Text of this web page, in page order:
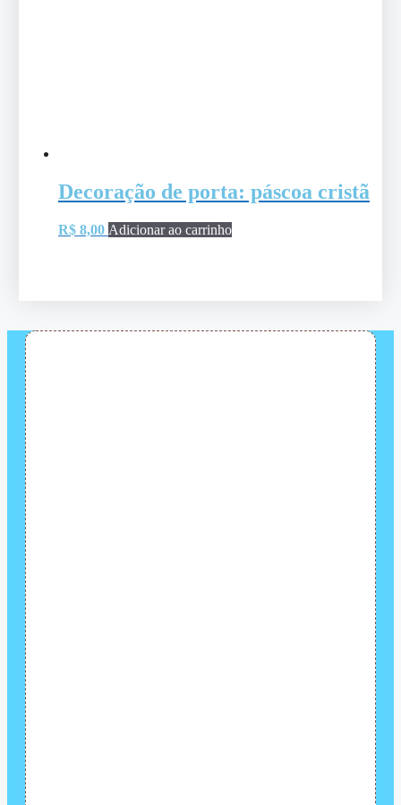
Decoração de porta: páscoa cristã
R$8,00 Adicionar ao carrinho